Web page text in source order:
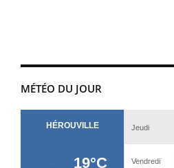
MÉTÉO DU JOUR